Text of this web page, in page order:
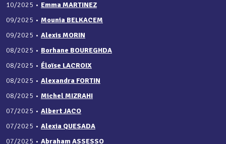
10/2025 • Emma MARTINEZ
09/2025 • Mounia BELKACEM
09/2025 • Alexis MORIN
08/2025 • Borhane BOUREGHDA
08/2025 • Éloïse LACROIX
08/2025 • Alexandra FORTIN
08/2025 • Michel MIZRAHI
07/2025 • Albert JACO
07/2025 • Alexia QUESADA
07/2025 • Abraham ASSESSO